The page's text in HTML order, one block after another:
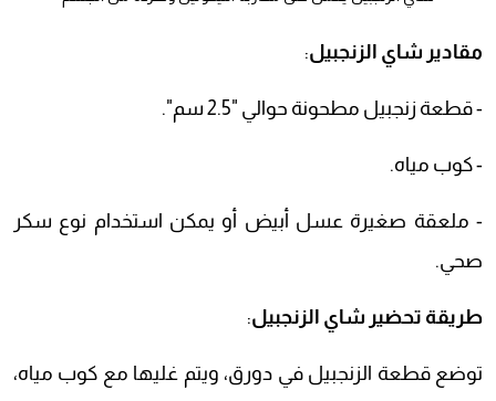
مقادير شاي الزنجبيل:
- قطعة زنجبيل مطحونة حوالي "2.5 سم".
- كوب مياه.
- ملعقة صغيرة عسل أبيض أو يمكن استخدام نوع سكر
صحي.
طريقة تحضير شاي الزنجبيل:
توضع قطعة الزنجبيل في دورق، ويتم غليها مع كوب مياه،